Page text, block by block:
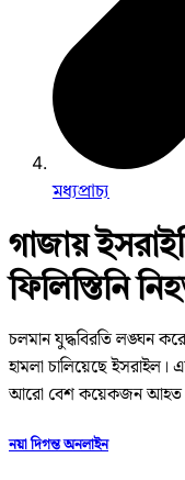
মধ্যপ্রাচ্য
গাজায়
ফিলিস্তিনি
চলমান যুদ্ধবিরতি লঙ্ঘন
হামলা চালিয়েছে
আরো বেশ কয়েকজন আহত
নয়া দিগন্ত অনলাইন